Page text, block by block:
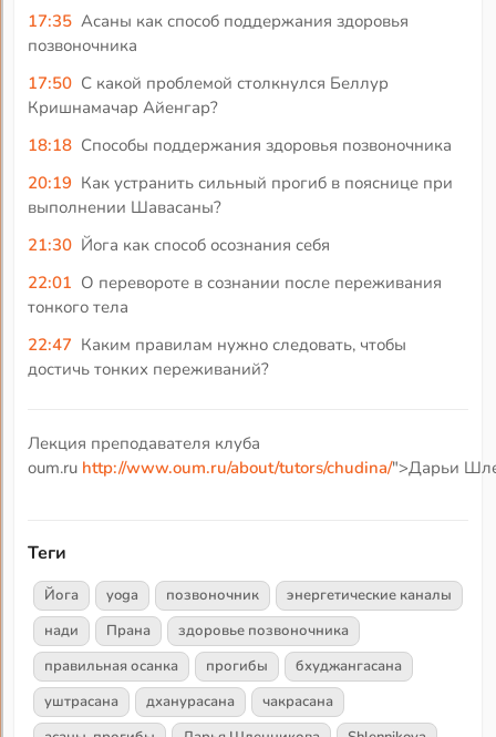
17:35 Асаны как способ поддержания здоровья
позвоночника
17:50 С какой проблемой столкнулся Беллур
Кришнамачар Айенгар?
18:18 Способы поддержания здоровья позвоночника
20:19 Как устранить сильный прогиб в пояснице при
выполнении Шавасаны?
21:30 Йога как способ осознания себя
22:01 О перевороте в сознании после переживания
тонкого тела
22:47 Каким правилам нужно следовать, чтобы
достичь тонких переживаний?
Лекция преподавателя клуба
oum.ru http://www.oum.ru/about/tutors/chudina/">Дарьи
Теги
Йога yoga позвоночник
энергетические каналы
нади
Прана
здоровье позвоночника
правильная осанка
прогибы
бхуджангасана
уштрасана
дханурасана
чакрасана